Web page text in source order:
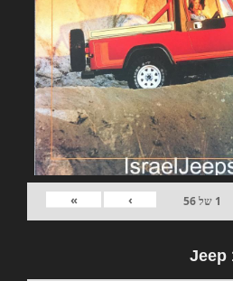
1 של56
›
»